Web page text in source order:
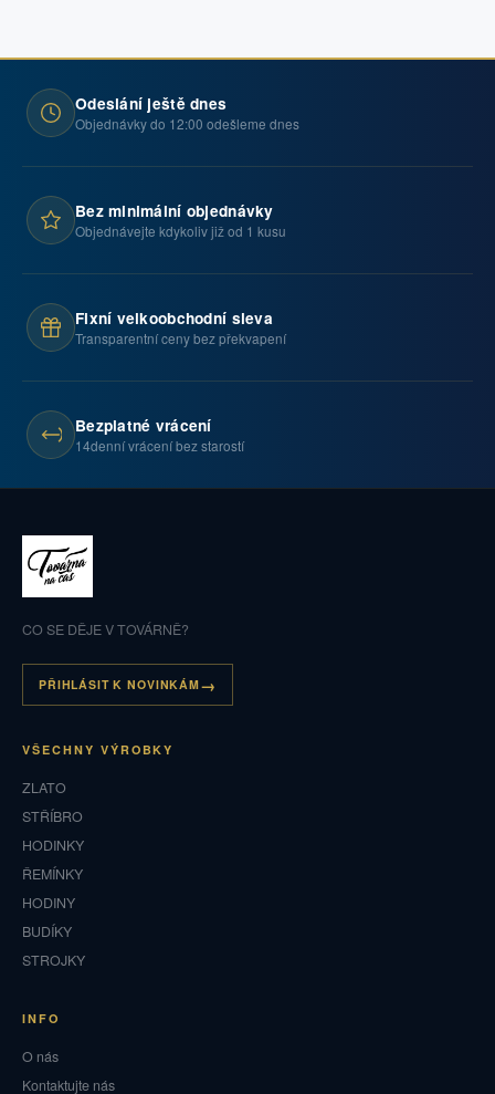
Odeslání ještě dnes
Objednávky do 12:00 odešleme dnes
Bez minimální objednávky
Objednávejte kdykoliv již od 1 kusu
Fixní velkoobchodní sleva
Transparentní ceny bez překvapení
Bezplatné vrácení
14denní vrácení bez starostí
CO SE DĚJE V TOVÁRNĚ?
PŘIHLÁSIT K NOVINKÁM
VŠECHNY VÝROBKY
ZLATO
STŘÍBRO
HODINKY
ŘEMÍNKY
HODINY
BUDÍKY
STROJKY
INFO
O nás
Kontaktujte nás